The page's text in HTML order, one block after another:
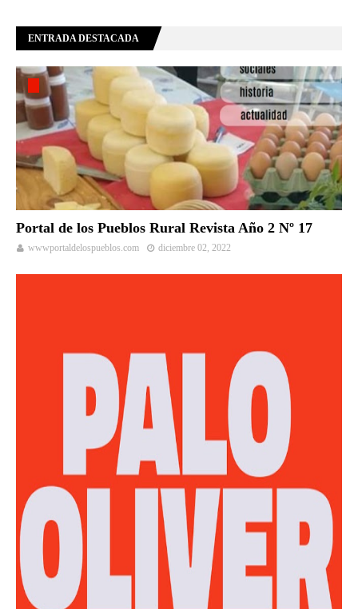
ENTRADA DESTACADA
Portal de los Pueblos Rural Revista Año 2 Nº 17
wwwportaldelospueblos.com diciembre 02, 2022